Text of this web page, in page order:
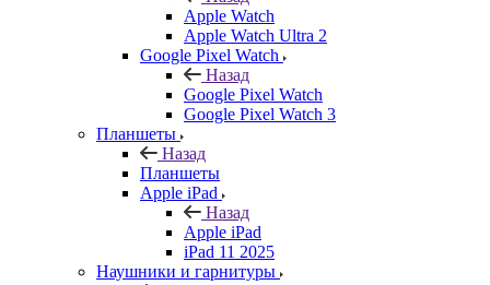
Apple Watch
Apple Watch Ultra 2
Google Pixel Watch
Назад
Google Pixel Watch
Google Pixel Watch 3
Планшеты
Назад
Планшеты
Apple iPad
Назад
Apple iPad
iPad 11 2025
Наушники и гарнитуры